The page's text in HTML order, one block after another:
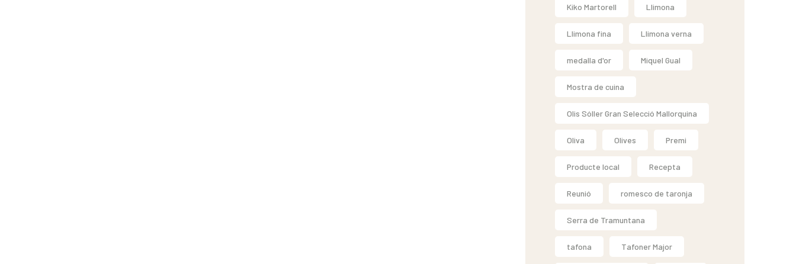
Kiko Martorell Llimona
Llimona fina Llimona verna
medalla d'or Miquel Gual
Mostra de cuina
Olis Sóller Gran Selecció Mallorquina
Oliva Olives Premi
Producte local Recepta
Reunió romesco de taronja
Serra de Tramuntana
tafona Tafoner Major